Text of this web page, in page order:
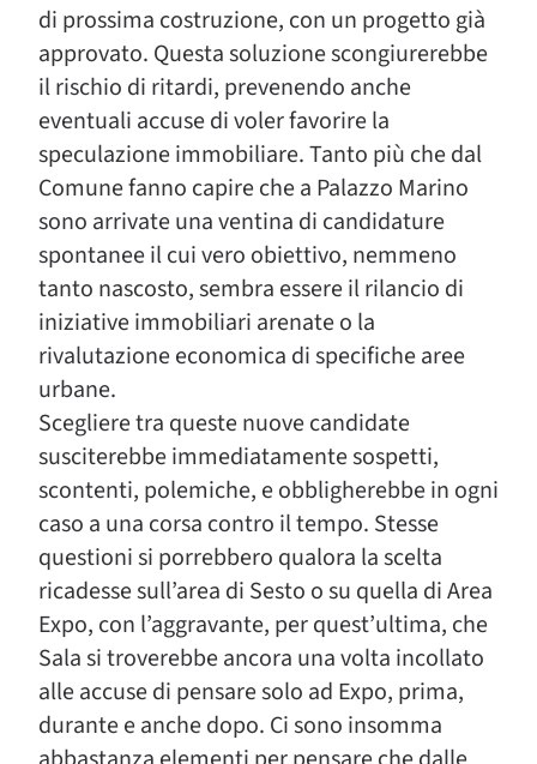
di prossima costruzione, con un progetto già
approvato. Questa soluzione scongiurerebbe
il rischio di ritardi, prevenendo anche
eventuali accuse di voler favorire la
speculazione immobiliare. Tanto più che dal
Comune fanno capire che a Palazzo Marino
sono arrivate una ventina di candidature
spontanee il cui vero obiettivo, nemmeno
tanto nascosto, sembra essere il rilancio di
iniziative immobiliari arenate o la
rivalutazione economica di specifiche aree
urbane.
Scegliere tra queste nuove candidate
susciterebbe immediatamente sospetti,
scontenti, polemiche, e obbligherebbe in ogni
caso a una corsa contro il tempo. Stesse
questioni si porrebbero qualora la scelta
ricadesse sull’area di Sesto o su quella di Area
Expo, con l’aggravante, per quest’ultima, che
Sala si troverebbe ancora una volta incollato
alle accuse di pensare solo ad Expo, prima,
durante e anche dopo. Ci sono insomma